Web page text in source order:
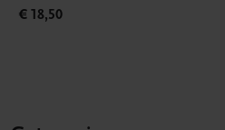
€ 18,50